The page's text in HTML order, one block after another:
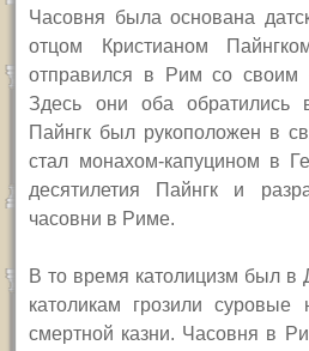
Часовня была основана
отцом Кристианом
отправился в Рим со своим
Здесь они оба обратились
Пайнгк был рукоположен в
стал монахом-капуцином в
десятилетия Пайнгк и
часовни в Риме.
В то время католицизм был в
католикам грозили суровые
смертной казни. Часовня в